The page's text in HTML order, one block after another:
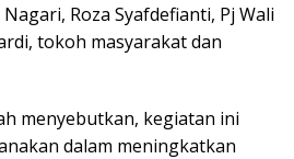
Roza Syafdefianti, Pj Wali
tokoh masyarakat dan
menyebutkan, kegiatan ini
dalam meningkatkan